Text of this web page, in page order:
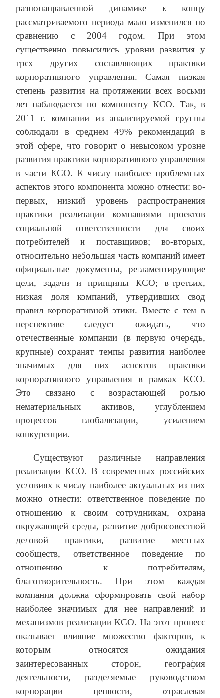
разнонаправленной динамике к концу
рассматриваемого периода мало изменился по
сравнению с 2004 годом. При этом
существенно повысились уровни развития у
трех других составляющих практики
корпоративного управления. Самая низкая
степень развития на протяжении всех восьми
лет наблюдается по компоненту КСО. Так, в
2011 г. компании из анализируемой группы
соблюдали в среднем 49% рекомендаций в
этой сфере, что говорит о невысоком уровне
развития практики корпоративного управления
в части КСО. К числу наиболее проблемных
аспектов этого компонента можно отнести: во-
первых, низкий уровень распространения
практики реализации компаниями проектов
социальной ответственности для своих
потребителей и поставщиков; во-вторых,
относительно небольшая часть компаний имеет
официальные документы, регламентирующие
цели, задачи и принципы КСО; в-третьих,
низкая доля компаний, утвердивших свод
правил корпоративной этики. Вместе с тем в
перспективе следует ожидать, что
отечественные компании (в первую очередь,
крупные) сохранят темпы развития наиболее
значимых для них аспектов практики
корпоративного управления в рамках КСО.
Это связано с возрастающей ролью
нематериальных активов, углублением
процессов глобализации, усилением
конкуренции.
Существуют различные направления
реализации КСО. В современных российских
условиях к числу наиболее актуальных из них
можно отнести: ответственное поведение по
отношению к своим сотрудникам, охрана
окружающей среды, развитие добросовестной
деловой практики, развитие местных
сообществ, ответственное поведение по
отношению к потребителям,
благотворительность. При этом каждая
компания должна сформировать свой набор
наиболее значимых для нее направлений и
механизмов реализации КСО. На этот процесс
оказывает влияние множество факторов, к
которым относятся ожидания
заинтересованных сторон, география
деятельности, разделяемые руководством
корпорации ценности, отраслевая